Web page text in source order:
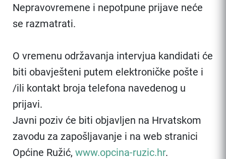
Nepravovremene i nepotpune prijave neće
se razmatrati.
O vremenu održavanja intervjua kandidati će
biti obavješteni putem elektroničke pošte i
/ili kontakt broja telefona navedenog u
prijavi.
Javni poziv će biti objavljen na Hrvatskom
zavodu za zapošljavanje i na web stranici
Općine Ružić, www.opcina-ruzic.hr.